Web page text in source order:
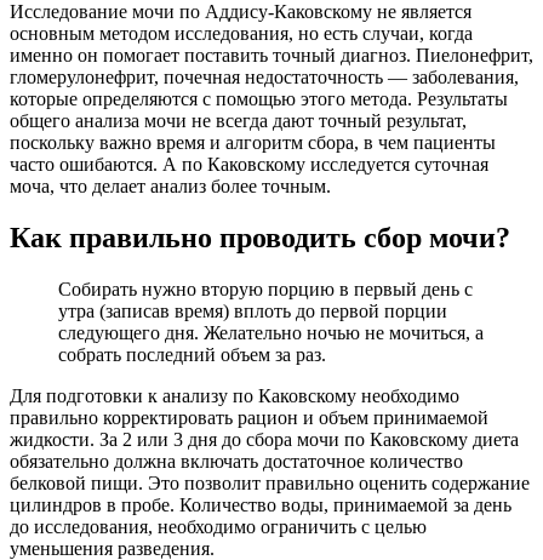
Исследование мочи по Аддису-Каковскому не является
основным методом исследования, но есть случаи, когда
именно он помогает поставить точный диагноз. Пиелонефрит,
гломерулонефрит, почечная недостаточность — заболевания,
которые определяются с помощью этого метода. Результаты
общего анализа мочи не всегда дают точный результат,
поскольку важно время и алгоритм сбора, в чем пациенты
часто ошибаются. А по Каковскому исследуется суточная
моча, что делает анализ более точным.
Как правильно проводить сбор мочи?
Собирать нужно вторую порцию в первый день с
утра (записав время) вплоть до первой порции
следующего дня. Желательно ночью не мочиться, а
собрать последний объем за раз.
Для подготовки к анализу по Каковскому необходимо
правильно корректировать рацион и объем принимаемой
жидкости. За 2 или 3 дня до сбора мочи по Каковскому диета
обязательно должна включать достаточное количество
белковой пищи. Это позволит правильно оценить содержание
цилиндров в пробе. Количество воды, принимаемой за день
до исследования, необходимо ограничить с целью
уменьшения разведения.